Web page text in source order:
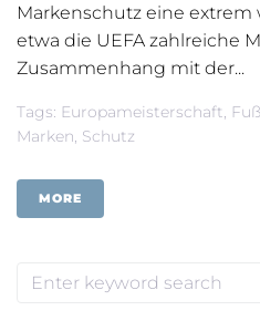
Markenschutz eine extrem
etwa die UEFA zahlreiche
Zusammenhang mit der...
Tags: Europameisterschaft,
Marken, Schutz
MORE
Search